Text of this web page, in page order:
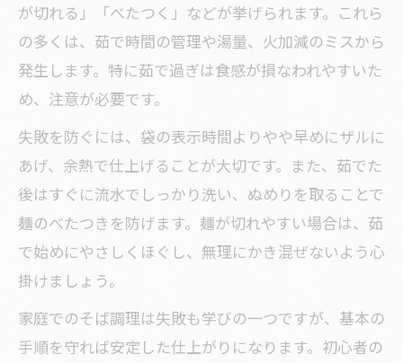
が切れる」「べたつく」などが挙げられます。これら
の多くは、茹で時間の管理や湯量、火加減のミスから
発生します。特に茹で過ぎは食感が損なわれやすいた
め、注意が必要です。
失敗を防ぐには、袋の表示時間よりやや早めにザルに
あげ、余熱で仕上げることが大切です。また、茹でた
後はすぐに流水でしっかり洗い、ぬめりを取ることで
麺のべたつきを防げます。麺が切れやすい場合は、茹
で始めにやさしくほぐし、無理にかき混ぜないよう心
掛けましょう。
家庭でのそば調理は失敗も学びの一つですが、基本の
手順を守れば安定した仕上がりになります。初心者の